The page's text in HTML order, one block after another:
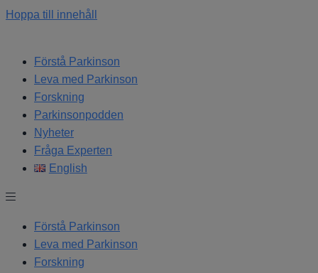
Hoppa till innehåll
Förstå Parkinson
Leva med Parkinson
Forskning
Parkinsonpodden
Nyheter
Fråga Experten
English
Förstå Parkinson
Leva med Parkinson
Forskning